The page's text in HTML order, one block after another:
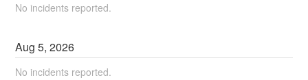
No incidents reported.
Aug5,2026
No incidents reported.